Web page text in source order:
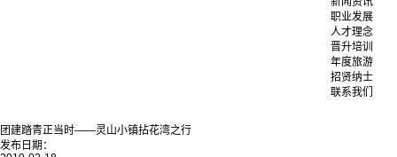
职业发展
人才理念
晋升培训
年度旅游
招贤纳士
联系我们
团建踏青正当时——灵山小镇拈花湾之行
发布日期：